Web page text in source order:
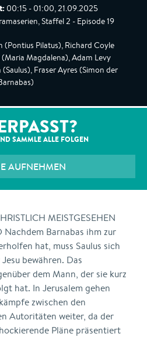
00:15 - 01:00, 21.09.2025
Staffel 2 - Episode 19
(Pontius Pilatus), Richard Coyle
Magdalena), Adam Levy
Fraser Ayres (Simon der
SAMMLE ALLE FOLGEN
AUFNEHMEN
MEISTGESEHEN
Nachdem Barnabas ihm zur
hat, muss Saulus sich
bewähren. Das
dem Mann, der sie kurz
hat. In Jerusalem gehen
zwischen den
Autoritäten weiter, da der
Pläne präsentiert